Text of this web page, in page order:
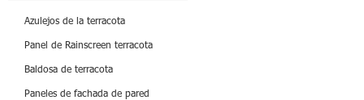
Azulejos de la terracota
Panel de Rainscreen terracota
Baldosa de terracota
Paneles de fachada de pared